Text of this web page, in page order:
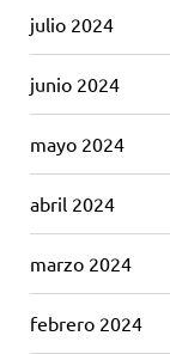
julio 2024
junio 2024
mayo 2024
abril 2024
marzo 2024
febrero 2024